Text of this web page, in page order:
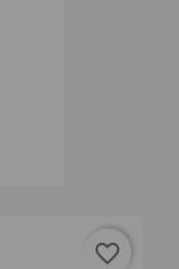
favorite_border